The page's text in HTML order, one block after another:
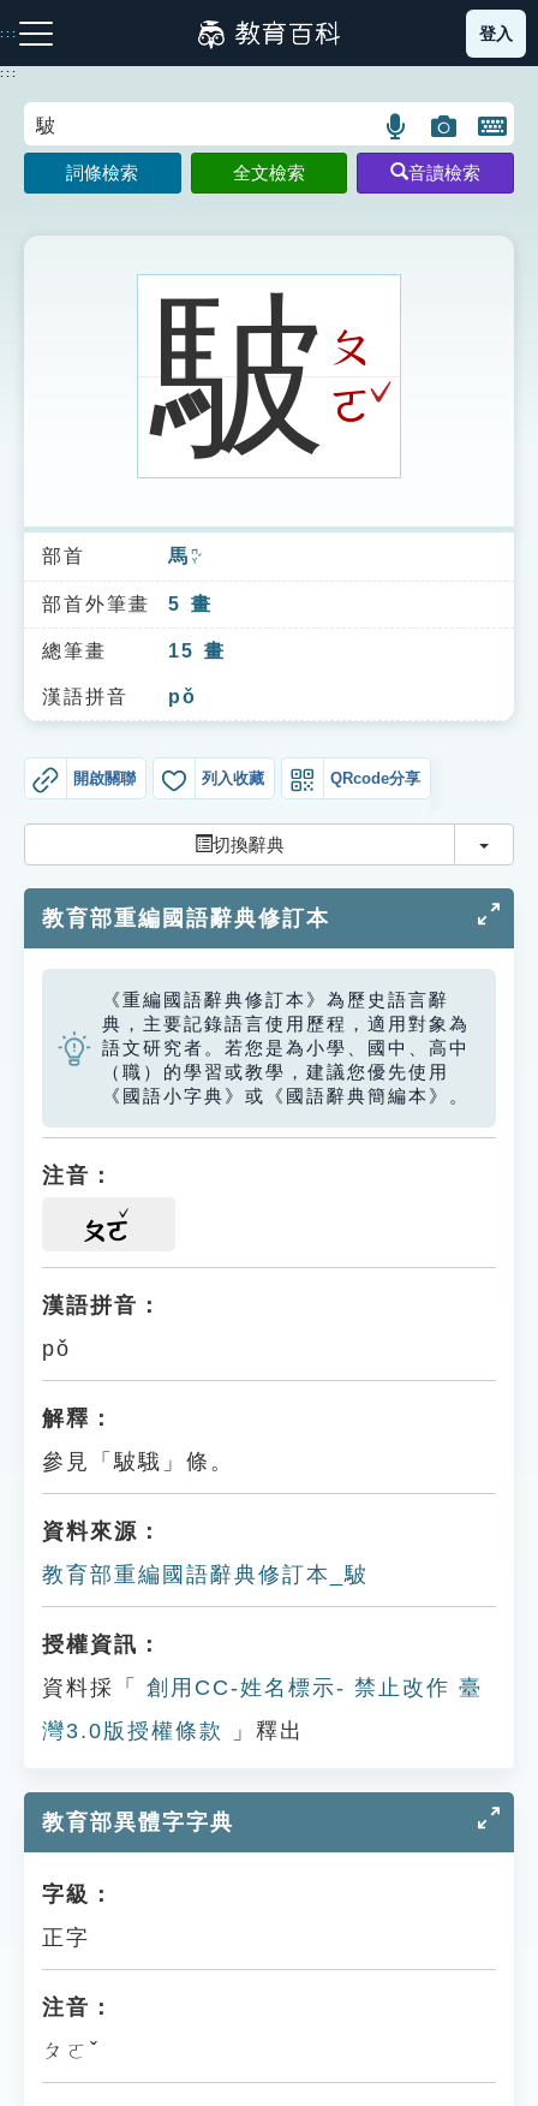
到
主
:::
注音索引圖示 筆畫索引圖示 部首索引表圖示
索引選單
知識索引
單字索引
生命大百科索引
遊戲專區
教學應用
貓頭鷹博士
登入
:::
語
言
搜
示
圖
片
搜
開
鍵
圖
詞條檢索 全文檢索 音讀檢索
駊 ㄆ
ㄛ ˇ
部首 馬 ㄇㄚˇ
部首外筆畫 5 畫
總筆畫 15 畫
漢語拼音 pǒ
開啟關聯 列入收藏 QRcode分享
切換辭典 切換
教育部重編國語辭典修訂本
《重編國語辭典修訂本》為歷史語言辭
典，主要記錄語言使用歷程，適用對象為
語文研究者。若您是為小學、國中、高中
（職）的學習或教學，建議您優先使用
《國語小字典》或《國語辭典簡編本》。
注音：
ㄆㄛ
漢語拼音：
pǒ
解釋：
參見「駊騀」條。
資料來源：
教育部重編國語辭典修訂本_駊
授權資訊：
資料採「
創用CC-姓名標示- 禁止改作 臺
灣3.0版授權條款
」釋出
教育部異體字字典
字級：
正字
注音：
ㄆㄛˇ